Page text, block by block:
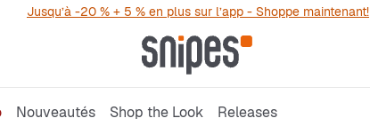
Jusqu’à -20 % + 5 % en plus sur l’app - Shoppe maintenant!
Nouveautés Shop the Look Releases